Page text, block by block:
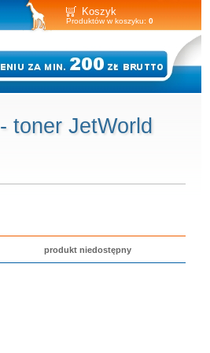
Koszyk
Produktów w koszyku: 0
toner JetWorld
produkt niedostępny